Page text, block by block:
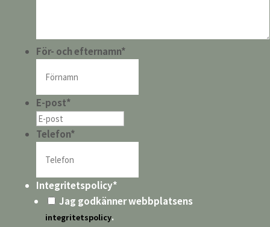
För- och efternamn*
E-post*
Telefon*
Integritetspolicy*
Jag godkänner webbplatsens
integritetspolicy.